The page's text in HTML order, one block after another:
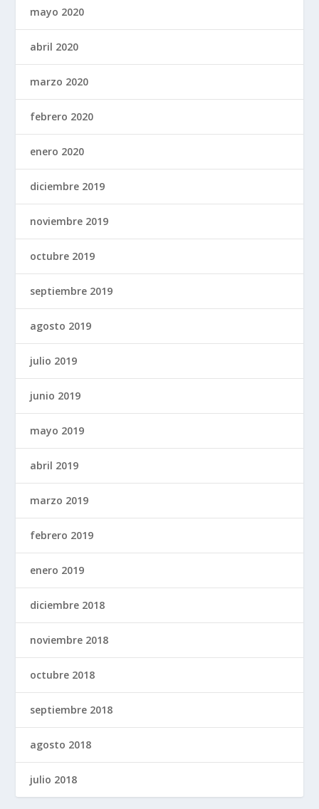
mayo 2020
abril 2020
marzo 2020
febrero 2020
enero 2020
diciembre 2019
noviembre 2019
octubre 2019
septiembre 2019
agosto 2019
julio 2019
junio 2019
mayo 2019
abril 2019
marzo 2019
febrero 2019
enero 2019
diciembre 2018
noviembre 2018
octubre 2018
septiembre 2018
agosto 2018
julio 2018